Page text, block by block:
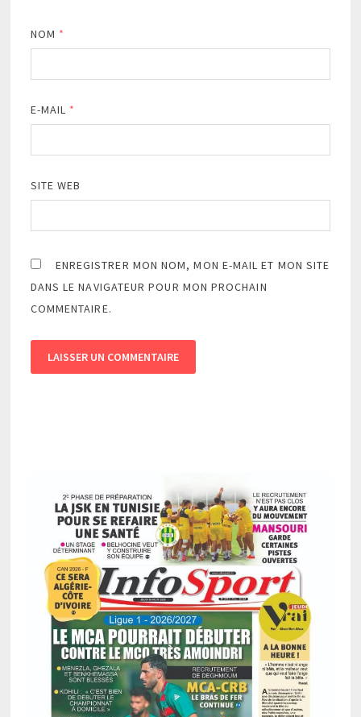
NOM *
E-MAIL *
SITE WEB
ENREGISTRER MON NOM, MON E-MAIL ET MON SITE
DANS LE NAVIGATEUR POUR MON PROCHAIN
COMMENTAIRE.